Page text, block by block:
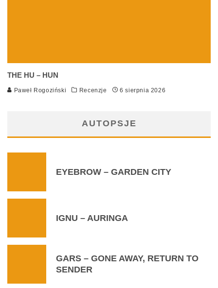
THE HU – HUN
Paweł Rogoziński Recenzje 6 sierpnia 2026
AUTOPSJE
EYEBROW – GARDEN CITY
IGNU – AURINGA
GARS – GONE AWAY, RETURN TO
SENDER